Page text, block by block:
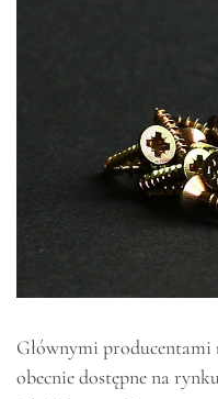
Głównymi producentami
obecnie dostępne na